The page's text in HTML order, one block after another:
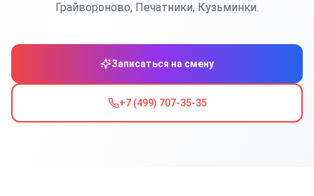
Грайвороново, Печатники, Кузьминки.
Записаться на смену
+7 (499) 707-35-35